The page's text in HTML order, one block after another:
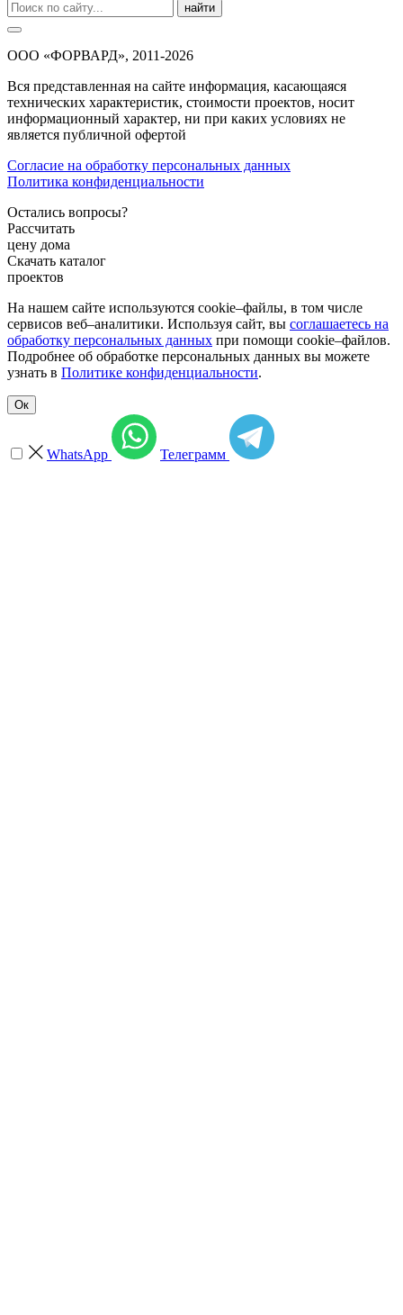
найти
ООО «ФОРВАРД», 2011-2026
Вся представленная на сайте информация, касающаяся
технических характеристик, стоимости проектов, носит
информационный характер, ни при каких условиях не
является публичной офертой
Согласие на обработку персональных данных
Политика конфиденциальности
Остались вопросы?
Рассчитать
цену дома
Скачать каталог
проектов
На нашем сайте используются cookie–файлы, в том числе
сервисов веб–аналитики. Используя сайт, вы соглашаетесь на
обработку персональных данных при помощи cookie–файлов.
Подробнее об обработке персональных данных вы можете
узнать в Политике конфиденциальности.
Ок
WhatsApp Телеграмм